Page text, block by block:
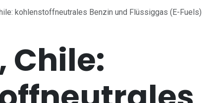
kohlenstoffneutrales Benzin und Flüssiggas (E-Fuels)
Chile: